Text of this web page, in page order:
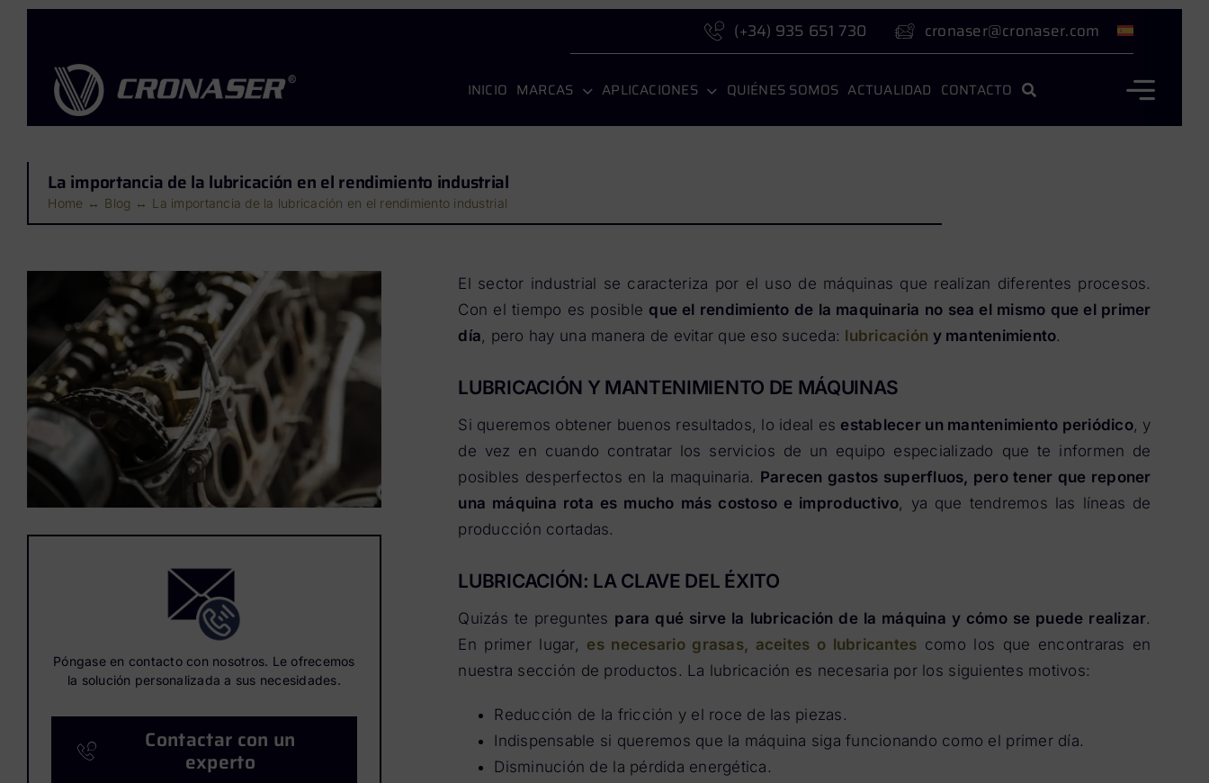
Saltar
contenido
(+34) 935 651 730 cronaser@cronaser.com
INICIO MARCAS APLICACIONES QUIÉNES SOMOS ACTUALIDAD CONTACTO
La importancia de la lubricación en el rendimiento industrial
Home Blog La importancia de la lubricación en el rendimiento industrial
Póngase en contacto con nosotros. Le ofrecemos
la solución personalizada a sus necesidades.
Contactar con un
experto
El sector industrial se caracteriza por el uso de máquinas que realizan diferentes procesos.
Con el tiempo es posible que el rendimiento de la maquinaria no sea el mismo que el primer
día, pero hay una manera de evitar que eso suceda: lubricación y mantenimiento.
LUBRICACIÓN Y MANTENIMIENTO DE MÁQUINAS
Si queremos obtener buenos resultados, lo ideal es establecer un mantenimiento periódico, y
de vez en cuando contratar los servicios de un equipo especializado que te informen de
posibles desperfectos en la maquinaria. Parecen gastos superfluos, pero tener que reponer
una máquina rota es mucho más costoso e improductivo, ya que tendremos las líneas de
producción cortadas.
LUBRICACIÓN: LA CLAVE DEL ÉXITO
Quizás te preguntes para qué sirve la lubricación de la máquina y cómo se puede realizar.
En primer lugar, es necesario grasas, aceites o lubricantes como los que encontraras en
nuestra sección de productos. La lubricación es necesaria por los siguientes motivos:
Reducción de la fricción y el roce de las piezas.
Indispensable si queremos que la máquina siga funcionando como el primer día.
Disminución de la pérdida energética.